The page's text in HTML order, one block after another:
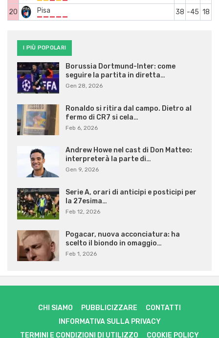
20
Pisa 38 -45 18
I PIÙ POPOLARI
Borussia Dortmund-Inter: come
seguire la partita in diretta…
Gen 28, 2026
Ronaldo si ritira dal campo. Dietro al
fermo di CR7 si cela…
Feb 6, 2026
Andrew Howe nel cast di Don Matteo:
interpreterà la parte di…
Gen 9, 2026
Serie A, orari di anticipi e posticipi per
la 27esima…
Feb 12, 2026
Pogacar, nuova acconciatura: ha
scelto il biondo in omaggio…
Feb 1, 2026
CHI SIAMO PUBBLICIZZARE
CONTATTI
INFORMATIVA SULLA PRIVACY
TERMINI E CONDIZIONI DI UTILIZZO
COOKIE POLICY